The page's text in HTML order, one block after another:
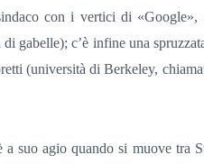
con i vertici di
gabelle); c’è infine una
(università di Berkeley,
suo agio quando si muove tra